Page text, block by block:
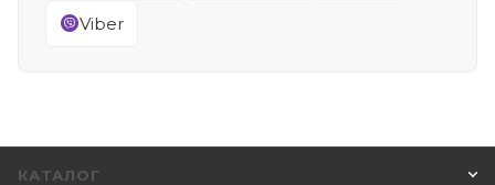
Viber
КАТАЛОГ